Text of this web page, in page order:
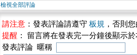
檢視全部評論
請注意 ：發表評論請遵守 板規 ，否則
提醒 ： 留言將在發表完一分鐘後顯示
發表評論 暱稱